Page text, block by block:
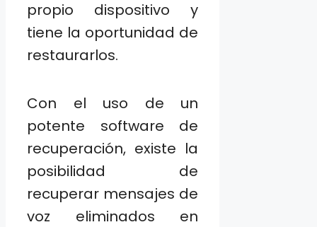
propio dispositivo y
tiene la oportunidad de
restaurarlos.
Con el uso de un
potente software de
recuperación, existe la
posibilidad de
recuperar mensajes de
voz eliminados en